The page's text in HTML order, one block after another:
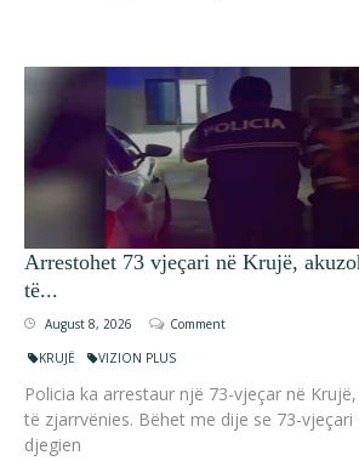
Arrestohet 73 vjeçari në Krujë,
të...
August 8, 2026
Comment
KRUJË
VIZION PLUS
Policia ka arrestaur një 73-vjeçar në
të zjarrvënies. Bëhet me dije se 73-vjeçari
djegien